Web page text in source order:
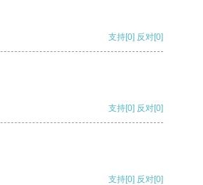
支持[0] 反对[0]
支持[0] 反对[0]
支持[0] 反对[0]